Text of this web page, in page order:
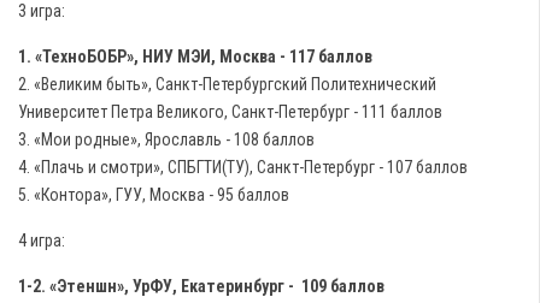
3 игра:
1. «ТехноБОБР», НИУ МЭИ, Москва - 117 баллов
2. «Великим быть», Санкт-Петербургский Политехнический
Университет Петра Великого, Санкт-Петербург - 111 баллов
3. «Мои родные», Ярославль - 108 баллов
4. «Плачь и смотри», СПБГТИ(ТУ), Санкт-Петербург - 107 баллов
5. «Контора», ГУУ, Москва - 95 баллов
4 игра:
1-2. «Этеншн», УрФУ, Екатеринбург - 109 баллов